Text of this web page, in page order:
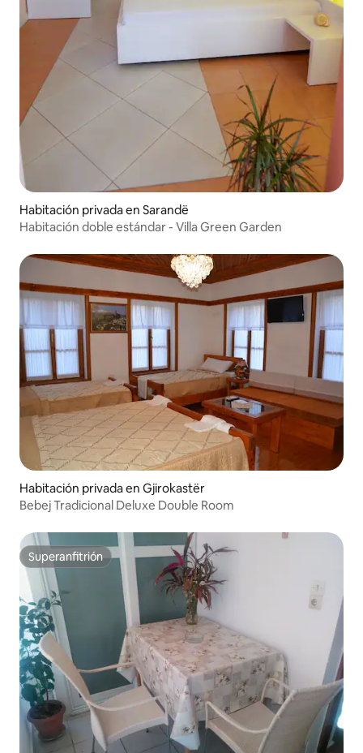
Habitación privada en Sarandë
Habitación doble estándar - Villa Green Garden
Habitación privada en Gjirokastër
Bebej Tradicional Deluxe Double Room
Superanfitrión
Superanfitrión